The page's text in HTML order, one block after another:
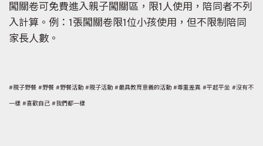
闖關卷可免費進入親子闖關區，限1人使用，陪同者不列
入計算。例：1張闖關卷限1位小孩使用，但不限制陪同
家長人數。
#親子野餐 #野餐 #野餐活動 #親子活動 #最具教育意義的活動 #尊重差異 #平起平坐 #沒有不
一樣 #喜歡自己 #我們都一樣